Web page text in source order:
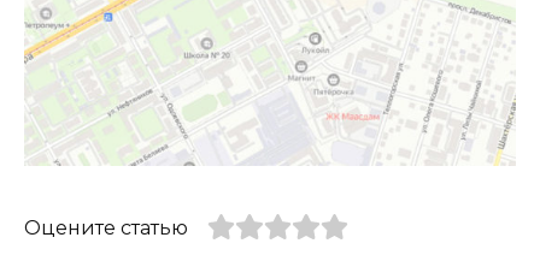
Оцените статью